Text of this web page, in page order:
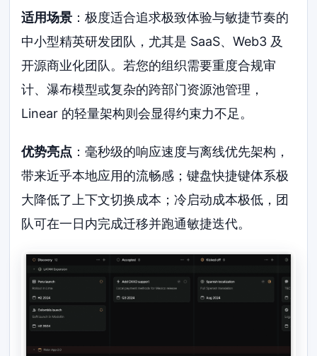
适用场景 ：极度适合追求极致体验与敏捷节奏的
中小型精英研发团队，尤其是 SaaS、Web3 及
开源商业化团队。若您的组织需要重度合规审
计、瀑布模型或复杂的跨部门资源池管理，
Linear 的轻量架构则会显得约束力不足。
优势亮点 ：毫秒级的响应速度与离线优先架构，
带来近乎本地应用的流畅感；键盘快捷键体系极
大降低了上下文切换成本；冷启动成本极低，团
队可在一日内完成迁移并跑通敏捷迭代。